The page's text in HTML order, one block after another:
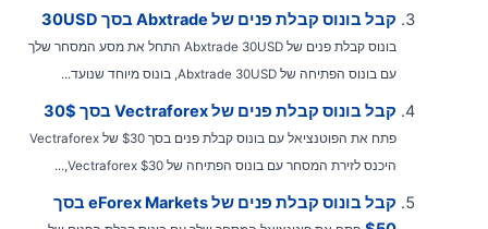
קבל בונוס קבלת פנים של Abxtrade בסך 30USD
בונוס קבלת פנים של Abxtrade 30USD התחל את מסע המסחר שלך
עם בונוס הפתיחה של Abxtrade 30USD, בונוס מיוחד שנועד...
קבל בונוס קבלת פנים של Vectraforex בסך 30$
פתח את הפוטנציאל עם בונוס קבלת פנים בסך $30 של Vectraforex
היכנס לזירת המסחר עם בונוס הפתיחה של Vectraforex $30,...
קבל בונוס קבלת פנים של eForex Markets בסך